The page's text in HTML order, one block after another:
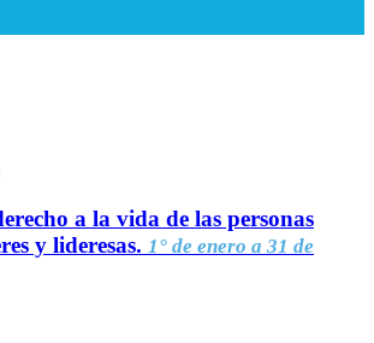
a la vida de las personas
y lideresas. 1° de enero a 31 de